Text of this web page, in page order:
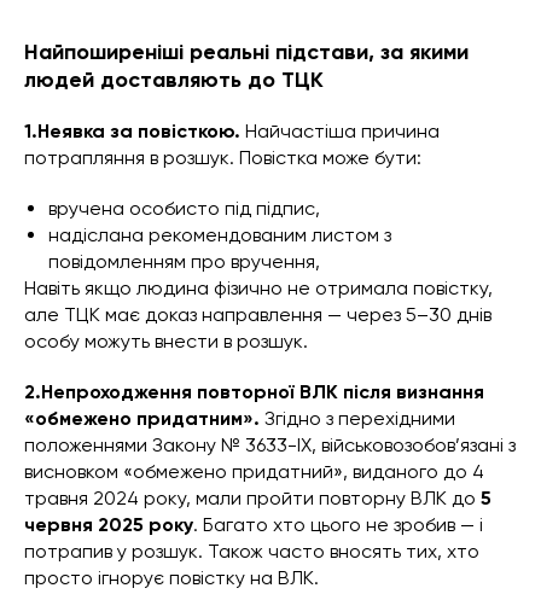
Найпоширеніші реальні підстави, за якими
людей доставляють до ТЦК
1.Неявка за повісткою. Найчастіша причина
потрапляння в розшук. Повістка може бути:
вручена особисто під підпис,
надіслана рекомендованим листом з
повідомленням про вручення,
Навіть якщо людина фізично не отримала повістку,
але ТЦК має доказ направлення — через 5–30 днів
особу можуть внести в розшук.
2.Непроходження повторної ВЛК після визнання
«обмежено придатним». Згідно з перехідними
положеннями Закону № 3633-IX, військовозобов’язані з
висновком «обмежено придатний», виданого до 4
травня 2024 року, мали пройти повторну ВЛК до 5
червня 2025 року. Багато хто цього не зробив — і
потрапив у розшук. Також часто вносять тих, хто
просто ігнорує повістку на ВЛК.